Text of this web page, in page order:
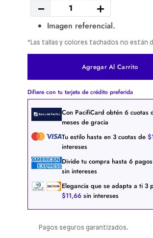
＋
－
Imagen referencial.
*Las tallas y colores tachados no están
Agregar Al Carrito
Difiere con tu tarjeta de crédito preferida
Con PacifiCard obtén 6 cuotas
meses de gracia
Tu estilo hasta en 3 cuotas de $
intereses
Divide tu compra hasta 6
sin intereses
Elegancia que se adapta a ti 3
$11,66 sin intereses
Pagos seguros garantizados.